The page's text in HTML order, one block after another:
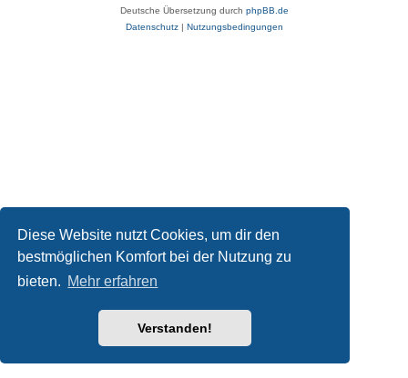
Diese Website nutzt Cookies, um dir den
bestmöglichen Komfort bei der Nutzung zu
bieten. Mehr erfahren
Verstanden!
Deutsche Übersetzung durch phpBB.de
Datenschutz| Nutzungsbedingungen